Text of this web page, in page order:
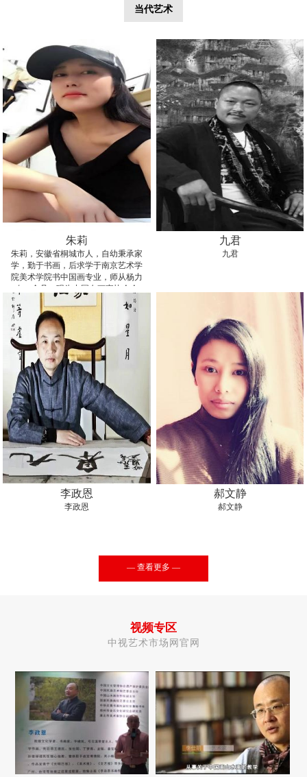
当代艺术
朱莉
朱莉，安徽省桐城市人，自幼秉承家
学，勤于书画，后求学于南京艺术学
院美术学院书中国画专业，师从杨力
奇、金丹。现为中国女画家协会会
员，李可染画院青年画院画家。
九君
九君
李政恩
李政恩
郝文静
郝文静
— 查看更多 —
视频专区
中视艺术市场网官网